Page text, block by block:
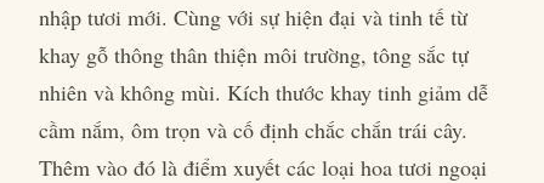
nhập tươi mới. Cùng với sự hiện đại và tinh tế từ
khay gỗ thông thân thiện môi trường, tông sắc tự
nhiên và không mùi. Kích thước khay tinh giảm dễ
cầm nắm, ôm trọn và cố định chắc chắn trái cây.
Thêm vào đó là điểm xuyết các loại hoa tươi ngoại